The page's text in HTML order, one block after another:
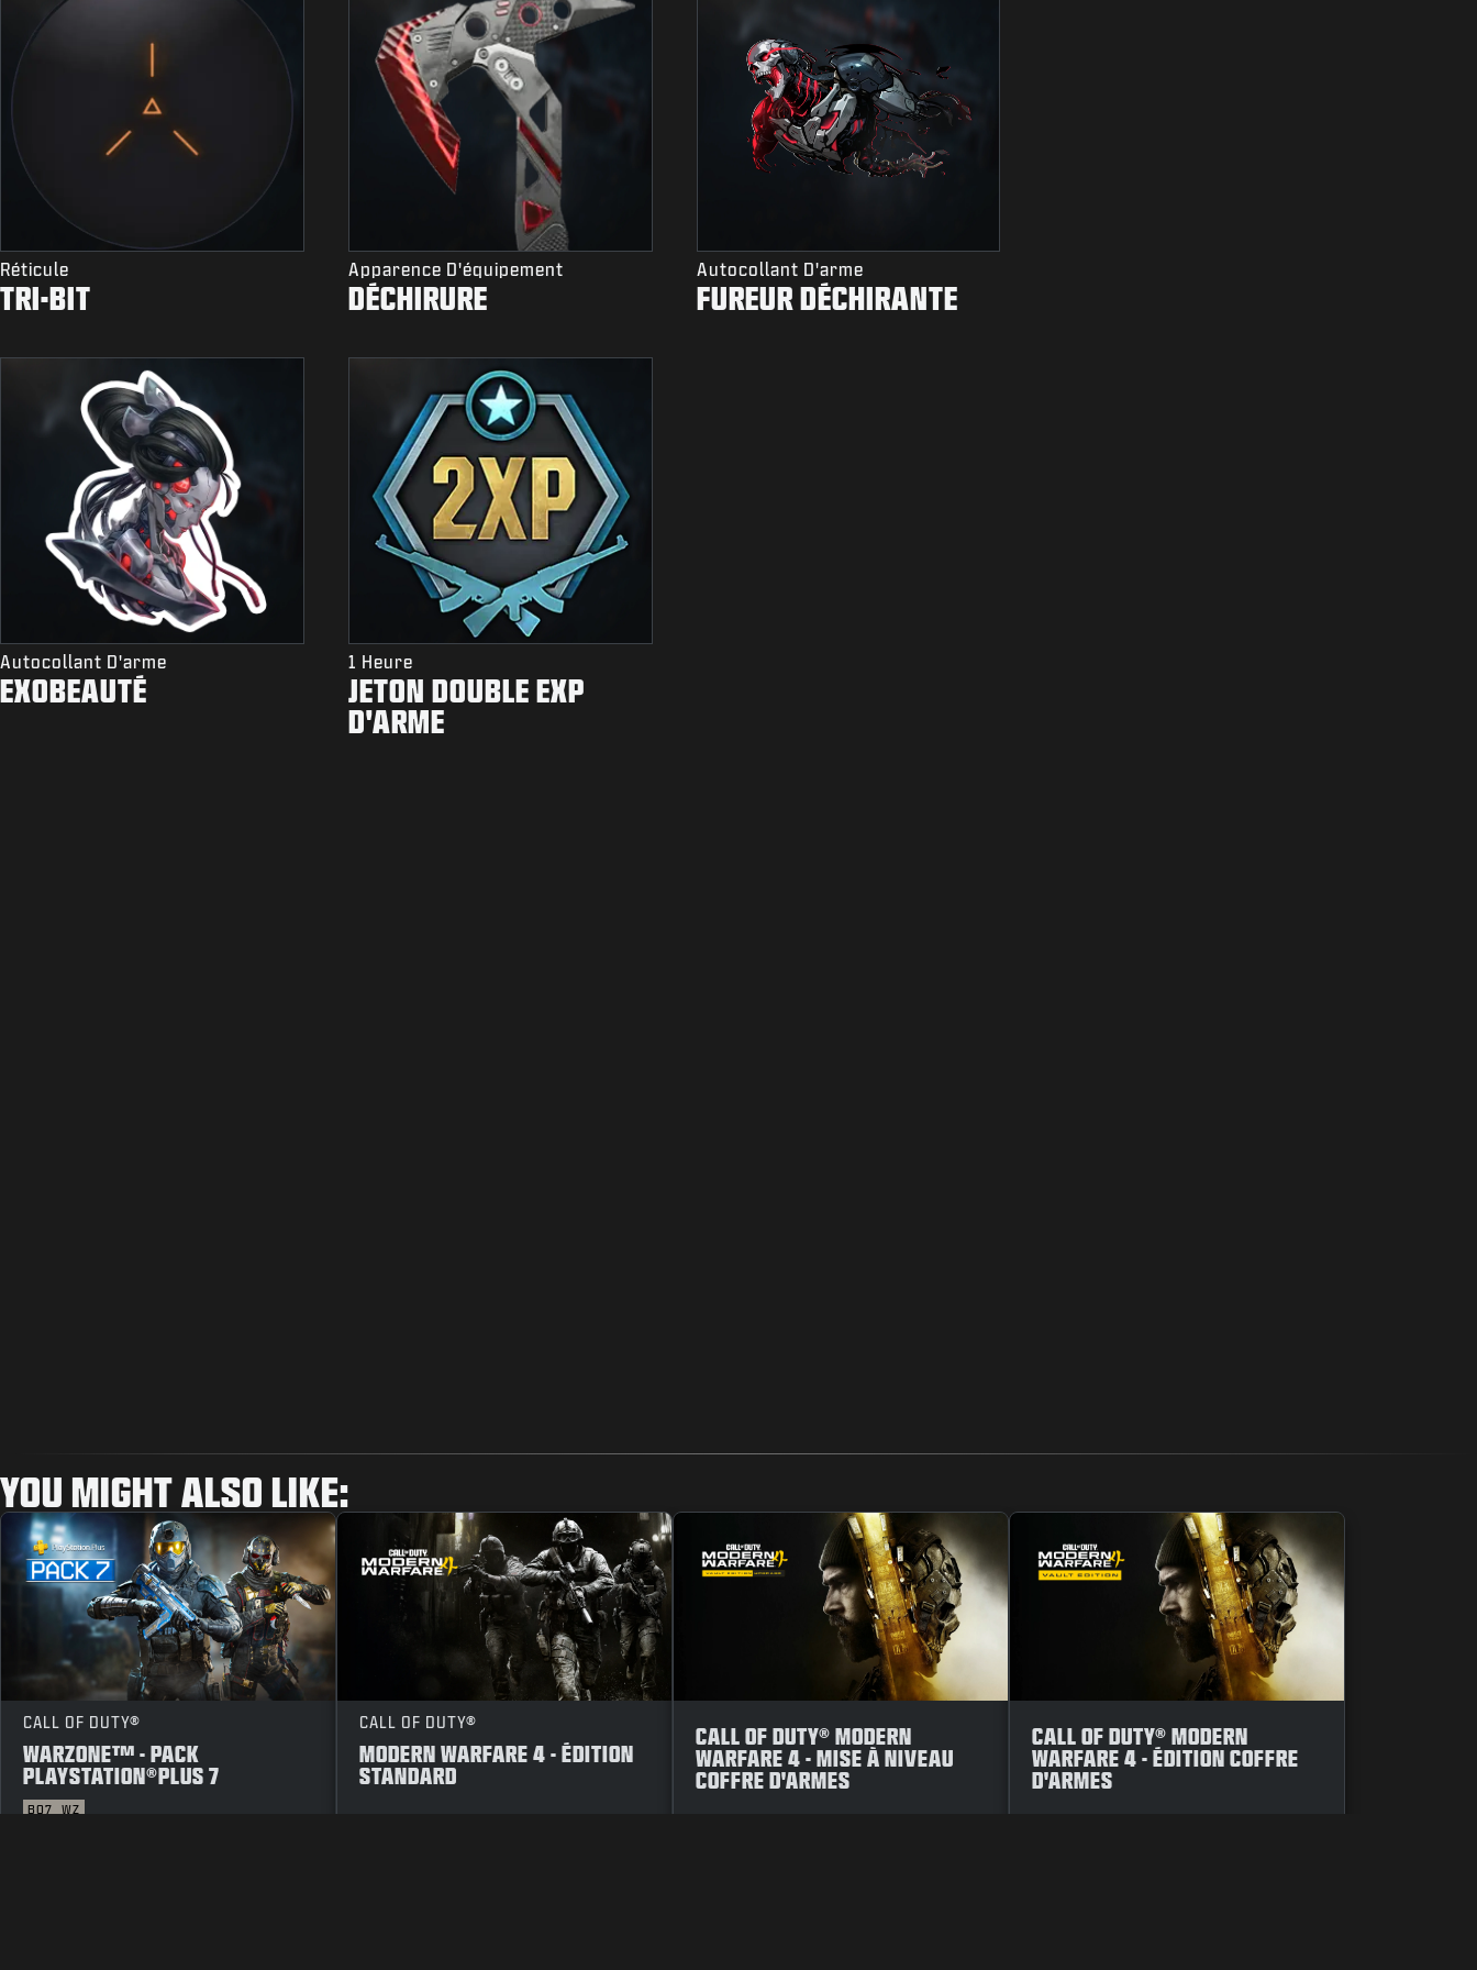
Réticule
TRI-BIT
Apparence D'équipement
DÉCHIRURE
Autocollant D'arme
FUREUR DÉCHIRANTE
Autocollant D'arme
EXOBEAUTÉ
1 Heure
JETON DOUBLE EXP
D'ARME
YOU MIGHT ALSO LIKE:
CALL OF DUTY®
WARZONE™ - PACK
PLAYSTATION®PLUS 7
BO7 WZ
CALL OF DUTY®
MODERN WARFARE 4 - ÉDITION
STANDARD
CALL OF DUTY® MODERN
WARFARE 4 - MISE À NIVEAU
COFFRE D'ARMES
CALL OF DUTY® MODERN
WARFARE 4 - ÉDITION COFFRE
D'ARMES